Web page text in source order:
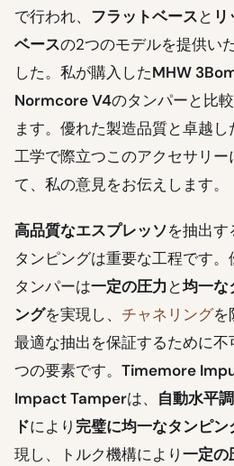
で行われ、 フラットベースと
ベースの2つのモデルを提供い
した。私が購入したMHW
Normcore V4のタンパーと比
ます。優れた製造品質と卓越し
工学で際立つこのアクセサリー
て、私の意見をお伝えします。
高品質なエスプレッソを抽出す
タンピングは重要な工程です。
タンパーは一定の圧力 と均一な
ングを実現し、 チャネリングを
最適な抽出を保証するために不
つの要素です。 Timemore
Impact Tamperは、 自動水平
ドにより 完璧に均一なタンピン
現し、トルク機構により一定の